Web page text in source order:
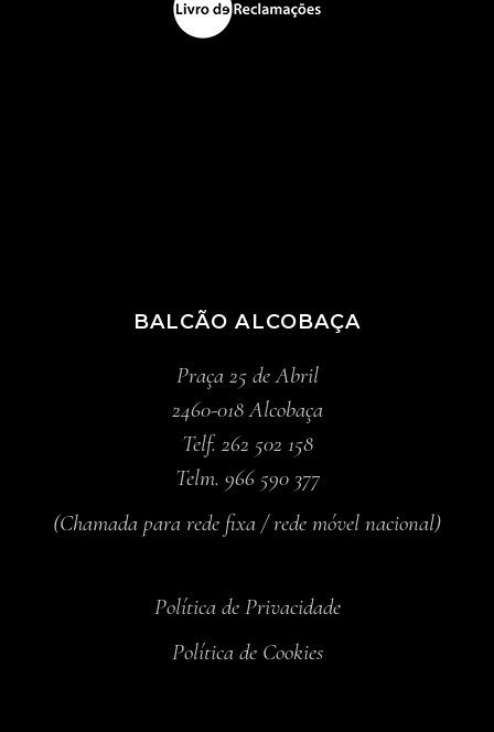
BALCÃO ALCOBAÇA
Praça 25 de Abril
2460-018 Alcobaça
Telf. 262 502 158
Telm. 966 590 377
(Chamada para rede fixa / rede móvel nacional)
Política de Privacidade
Política de Cookies